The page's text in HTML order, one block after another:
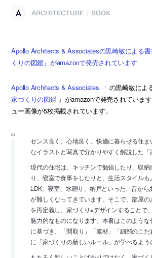
ARCHITECTURE BOOK
Apollo Architects & Associatesの黒崎敏による
くりの図鑑』がamazonで発売されています
Apollo Architects & Associates の黒崎敏によ
家づくりの図鑑 』がamazonで発売されていま
ュー画像が5枚掲載されています。
センス良く、心地良く、快適に暮らせる住
なイラストと写真で分かりやすく解説した「
現代の住宅は、キッチンで勉強したり、収
り、寝室で食事をしたりと、生活スタイルも
LDK、寝室、水廻り、納戸といった、昔から
が難しくなってきています。そこで、部屋
を再定義し、家づくり=デザインすることで
魅力的なものになります。本書はこのような
に基づき、「間取り」「素材」「細部のこだ
に「家づくりの新しいルール」が学べるよう